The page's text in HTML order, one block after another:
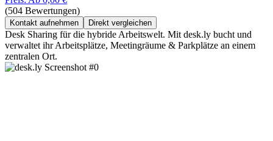
(504 Bewertungen)
Kontakt aufnehmen Direkt vergleichen
Desk Sharing für die hybride Arbeitswelt. Mit desk.ly bucht und
verwaltet ihr Arbeitsplätze, Meetingräume & Parkplätze an einem
zentralen Ort.